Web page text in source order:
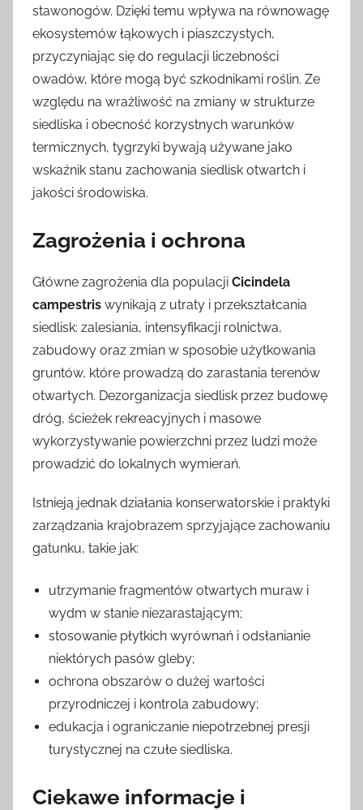
stawonogów. Dzięki temu wpływa na równowagę
ekosystemów łąkowych i piaszczystych,
przyczyniając się do regulacji liczebności
owadów, które mogą być szkodnikami roślin. Ze
względu na wrażliwość na zmiany w strukturze
siedliska i obecność korzystnych warunków
termicznych, tygrzyki bywają używane jako
wskaźnik stanu zachowania siedlisk otwartch i
jakości środowiska.
Zagrożenia i ochrona
Główne zagrożenia dla populacji Cicindela
campestris wynikają z utraty i przekształcania
siedlisk: zalesiania, intensyfikacji rolnictwa,
zabudowy oraz zmian w sposobie użytkowania
gruntów, które prowadzą do zarastania terenów
otwartych. Dezorganizacja siedlisk przez budowę
dróg, ścieżek rekreacyjnych i masowe
wykorzystywanie powierzchni przez ludzi może
prowadzić do lokalnych wymierań.
Istnieją jednak działania konserwatorskie i praktyki
zarządzania krajobrazem sprzyjające zachowaniu
gatunku, takie jak:
utrzymanie fragmentów otwartych muraw i
wydm w stanie niezarastającym;
stosowanie płytkich wyrównań i odsłanianie
niektórych pasów gleby;
ochrona obszarów o dużej wartości
przyrodniczej i kontrola zabudowy;
edukacja i ograniczanie niepotrzebnej presji
turystycznej na czułe siedliska.
Ciekawe informacje i